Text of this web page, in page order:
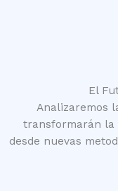
El
Analizaremos
transformarán la
desde nuevas